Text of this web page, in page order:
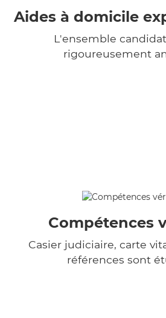
Aides à domicile
L'ensemble
rigoureusement
Compétences
Casier judiciaire, carte
références sont